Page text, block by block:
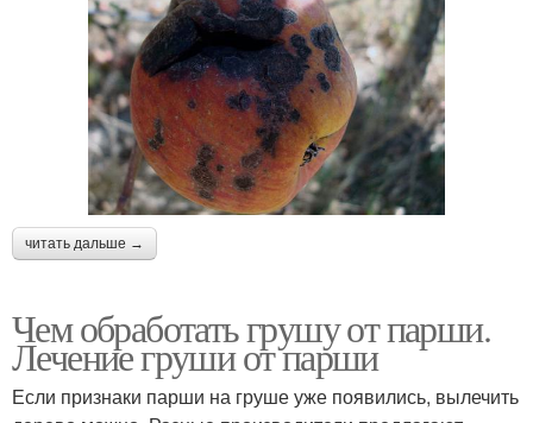
читать дальше →
Чем обработать грушу от парши.
Лечение груши от парши
Если признаки парши на груше уже появились, вылечить